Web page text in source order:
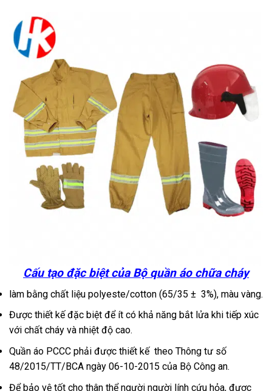
Cấu tạo đặc biệt của Bộ quần áo chữa cháy
làm bằng chất liệu polyeste/cotton (65/35 ± 3%), màu vàng.
Được thiết kế đặc biệt để ít có khả năng bắt lửa khi tiếp xúc
với chất cháy và nhiệt độ cao.
Quần áo PCCC phải được thiết kế theo Thông tư số
48/2015/TT/BCA ngày 06-10-2015 của Bộ Công an.
Để bảo vệ tốt cho thân thể người người lính cứu hỏa, được